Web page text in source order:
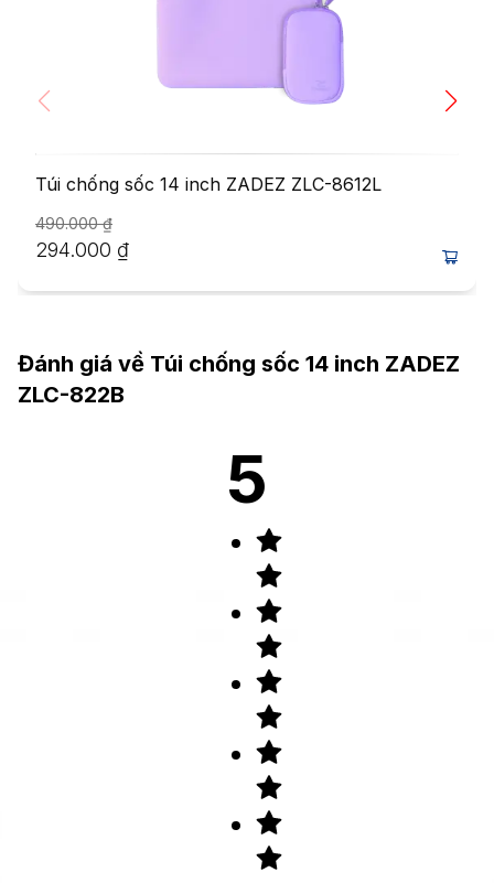
Túi chống sốc 14 inch ZADEZ ZLC-8612L
490.000₫
294.000 ₫
Đánh giá về Túi chống sốc 14 inch ZADEZ
ZLC-822B
5